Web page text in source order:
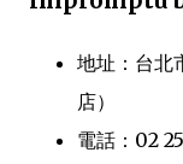
地址：台北
店）
電話：02